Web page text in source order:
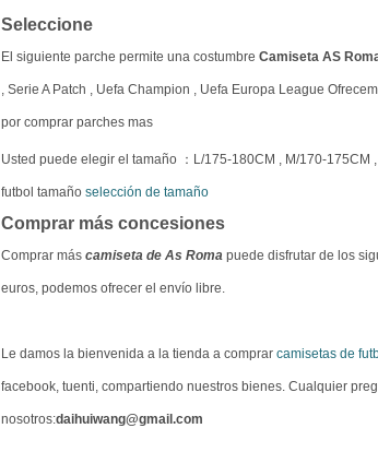
Seleccione
El siguiente parche permite una costumbre Camiseta AS
, Serie A Patch , Uefa Champion , Uefa Europa League
por comprar parches mas
Usted puede elegir el tamaño ：L/175-180CM , M/170-
futbol tamaño selección de tamaño
Comprar más concesiones
Comprar más camiseta de As Roma puede disfrutar de los
euros, podemos ofrecer el envío libre.
Le damos la bienvenida a la tienda a comprar camisetas de
facebook, tuenti, compartiendo nuestros bienes. Cualquier
nosotros:daihuiwang@gmail.com